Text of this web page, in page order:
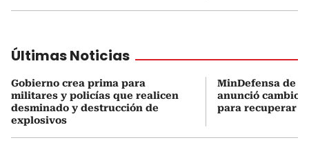
Últimas Noticias
Gobierno crea prima para
militares y policías que realicen
desminado y destrucción de
explosivos
MinDefensa de
anunció cambios
para recuperar